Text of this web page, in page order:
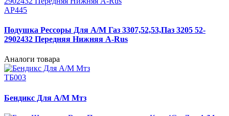
АР445
Подушка Рессоры Для А/М Газ 3307,52,53,Паз 3205 52-
2902432 Передняя Нижняя A-Rus
Аналоги товара
ТБ003
Бендикс Для А/М Мтз